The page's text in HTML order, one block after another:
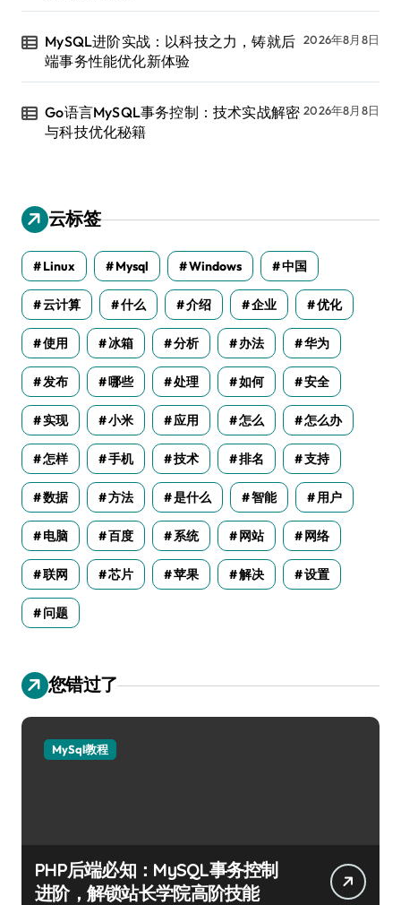
MySQL进阶实战：以科技之力，铸就后
端事务性能优化新体验
2026年8月8日
Go语言MySQL事务控制：技术实战解密
与科技优化秘籍
2026年8月8日
云标签
Linux Mysql Windows 中国
云计算 什么 介绍 企业 优化
使用 冰箱 分析 办法 华为
发布 哪些 处理 如何 安全
实现 小米 应用 怎么 怎么办
怎样 手机 技术 排名 支持
数据 方法 是什么 智能 用户
电脑 百度 系统 网站 网络
联网 芯片 苹果 解决 设置
问题
您错过了
MySql教程
PHP后端必知：MySQL事务控制
进阶，解锁站长学院高阶技能